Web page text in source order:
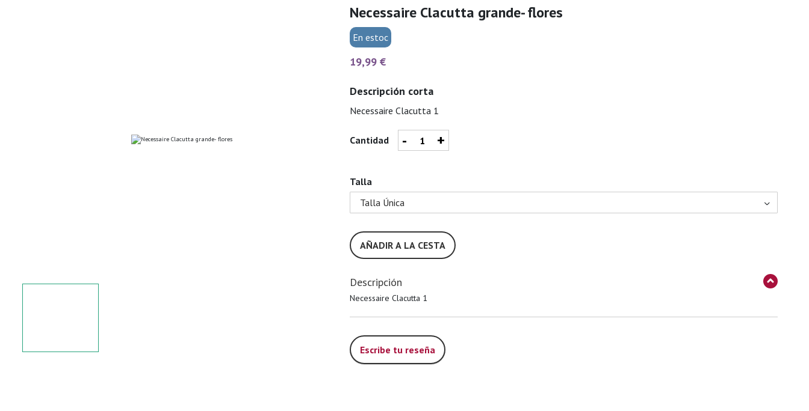
Necessaire Clacutta grande- flores
En estoc
19,99 €
Descripción corta
Necessaire Clacutta 1
Cantidad - +
Talla
AÑADIR A LA CESTA
Descripción
Necessaire Clacutta 1
Escribe tu reseña